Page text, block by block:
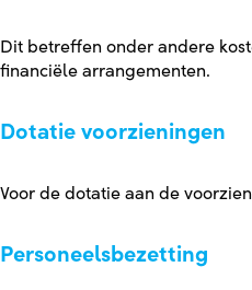
Dit betreffen onder andere
financiële arrangementen.
Dotatie voorzieningen
Voor de dotatie aan de
Personeelsbezetting